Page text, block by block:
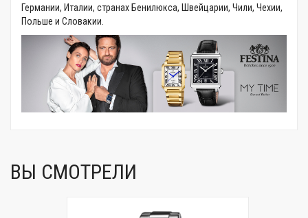
Германии, Италии, странах Бенилюкса, Швейцарии, Чили, Чехии,
Польше и Словакии.
ВЫ СМОТРЕЛИ